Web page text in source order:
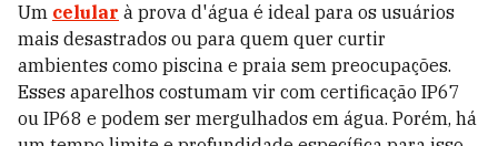
Um celular à prova d'água é ideal para os usuários
mais desastrados ou para quem quer curtir
ambientes como piscina e praia sem preocupações.
Esses aparelhos costumam vir com certificação IP67
ou IP68 e podem ser mergulhados em água. Porém, há